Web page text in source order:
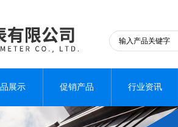
展示 促销产品 行业资讯